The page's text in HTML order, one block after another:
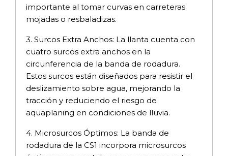
importante al tomar curvas en carreteras
mojadas o resbaladizas.
3. Surcos Extra Anchos: La llanta cuenta con
cuatro surcos extra anchos en la
circunferencia de la banda de rodadura.
Estos surcos están diseñados para resistir el
deslizamiento sobre agua, mejorando la
tracción y reduciendo el riesgo de
aquaplaning en condiciones de lluvia.
4. Microsurcos Óptimos: La banda de
rodadura de la CS1 incorpora microsurcos